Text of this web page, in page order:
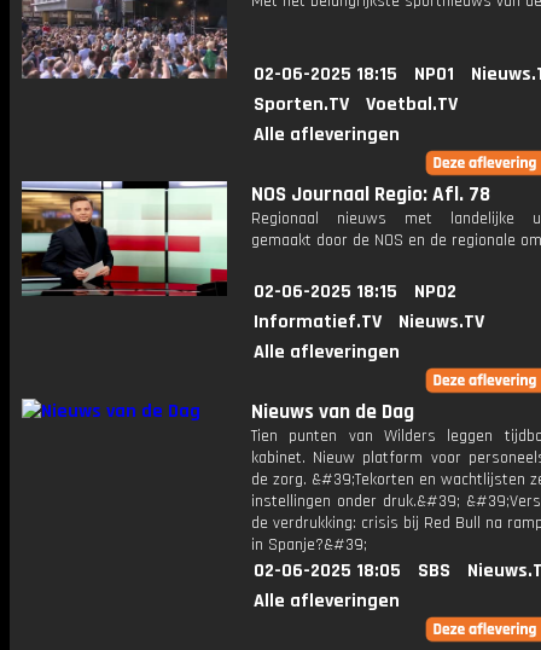
02-06-2025 18:15 NPO1
Sporten.TV
Voetbal.TV
Alle afleveringen
NOS Journaal Regio: Afl. 78
Regionaal nieuws met landelijke
gemaakt door de NOS en de regionale
02-06-2025 18:15
NPO2
Informatief.TV
Nieuws.TV
Alle afleveringen
Nieuws van de Dag
Tien punten van Wilders leggen
kabinet. Nieuw platform voor
de zorg. &#39;Tekorten en wachtlijsten
instellingen onder druk.&#39;
de verdrukking: crisis bij Red Bull na
in Spanje?&#39;
02-06-2025 18:05 SBS
Alle afleveringen